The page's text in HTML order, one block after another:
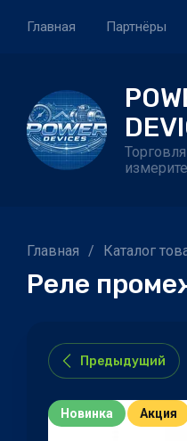
Главная Партнёры
Главная / Каталог
Реле
Предыдущий
Новинка Акция